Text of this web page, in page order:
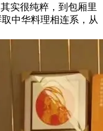
实很纯粹，到包厢里
中华料理相连系，从